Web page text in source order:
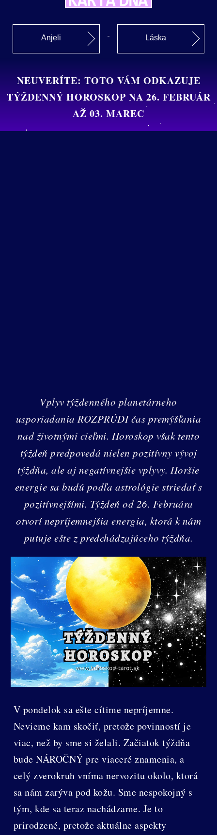
Anjeli Láska
NEUVERÍTE: TOTO VÁM ODKAZUJE
TÝŽDENNÝ HOROSKOP NA 26. FEBRUÁR
AŽ 03. MAREC
Vplyv týždenného planetárneho
usporiadania ROZPRÚDI čas premýšľania
nad životnými cieľmi. Horoskop však tento
týždeň predpovedá nielen pozitívny vývoj
týždňa, ale aj negatívnejšie vplyvy. Horšie
energie sa budú podľa astrológie striedať s
pozitívnejšími. Týždeň od 26. Februára
otvorí nepríjemnejšia energia, ktorá k nám
putuje ešte z predchádzajúceho týždňa.
V pondelok sa ešte cítime nepríjemne.
Nevieme kam skočiť, pretože povinností je
viac, než by sme si želali. Začiatok týždňa
bude NÁROČNÝ pre viaceré znamenia, a
celý zverokruh vníma nervozitu okolo, ktorá
sa nám zarýva pod kožu. Sme nespokojný s
tým, kde sa teraz nachádzame. Je to
prirodzené, pretože aktuálne aspekty